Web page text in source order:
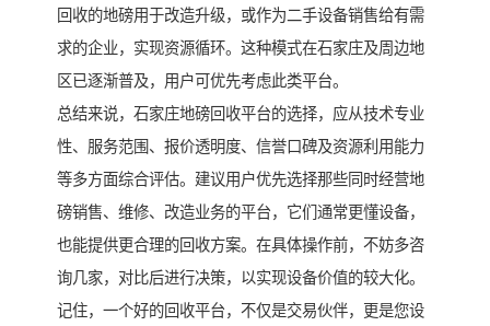
回收的地磅用于改造升级，或作为二手设备销售给有需
求的企业，实现资源循环。这种模式在石家庄及周边地
区已逐渐普及，用户可优先考虑此类平台。
总结来说，石家庄地磅回收平台的选择，应从技术专业
性、服务范围、报价透明度、信誉口碑及资源利用能力
等多方面综合评估。建议用户优先选择那些同时经营地
磅销售、维修、改造业务的平台，它们通常更懂设备，
也能提供更合理的回收方案。在具体操作前，不妨多咨
询几家，对比后进行决策，以实现设备价值的较大化。
记住，一个好的回收平台，不仅是交易伙伴，更是您设